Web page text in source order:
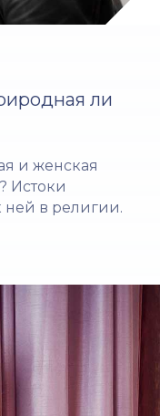
ли
и женская
Истоки
ней в религии.